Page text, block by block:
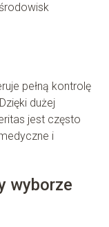
pełną kontrolę
dużej
jest często
i
wyborze